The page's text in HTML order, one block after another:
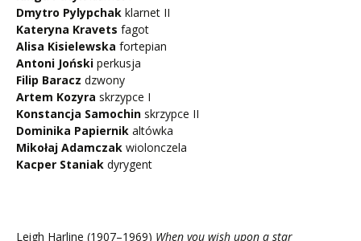
Dmytro Pylypchak klarnet II
Kateryna Kravets fagot
Alisa Kisielewska fortepian
Antoni Joński perkusja
Filip Baracz dzwony
Artem Kozyra skrzypce I
Konstancja Samochin skrzypce II
Dominika Papiernik altówka
Mikołaj Adamczak wiolonczela
Kacper Staniak dyrygent
Leigh Harline (1907–1969) When you wish upon a star